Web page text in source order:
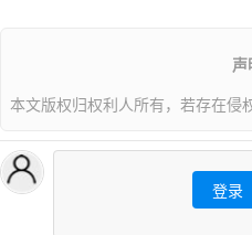
声
本文版权归权利人所有，若存在侵
登录